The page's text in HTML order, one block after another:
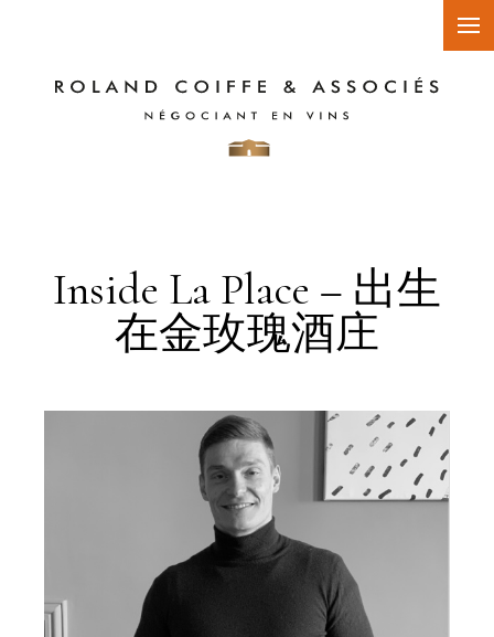
Inside La Place – 出生
在金玫瑰酒庄